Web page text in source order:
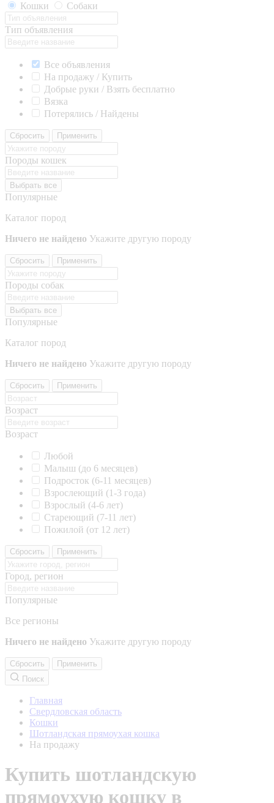
Кошки
Собаки
Тип объявления
Все объявления
На продажу / Купить
Добрые руки / Взять бесплатно
Вязка
Потерялись / Найдены
Сбросить Применить
Породы кошек
Выбрать все
Популярные
Каталог пород
Ничего не найдено Укажите другую породу
Сбросить Применить
Породы собак
Выбрать все
Популярные
Каталог пород
Ничего не найдено Укажите другую породу
Сбросить Применить
Возраст
Возраст
Любой
Малыш (до 6 месяцев)
Подросток (6-11 месяцев)
Взрослеющий (1-3 года)
Взрослый (4-6 лет)
Стареющий (7-11 лет)
Пожилой (от 12 лет)
Сбросить Применить
Город, регион
Популярные
Все регионы
Ничего не найдено Укажите другую породу
Сбросить
Применить
Поиск
Главная
Свердловская область
Кошки
Шотландская прямоухая кошка
На продажу
Купить шотландскую
прямоухую кошку в